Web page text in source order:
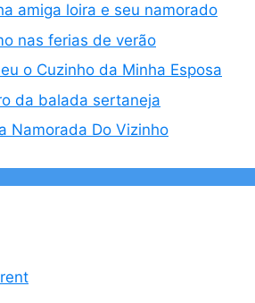
amiga loira e seu namorado
nas ferias de verão
o Cuzinho da Minha Esposa
da balada sertaneja
Namorada Do Vizinho